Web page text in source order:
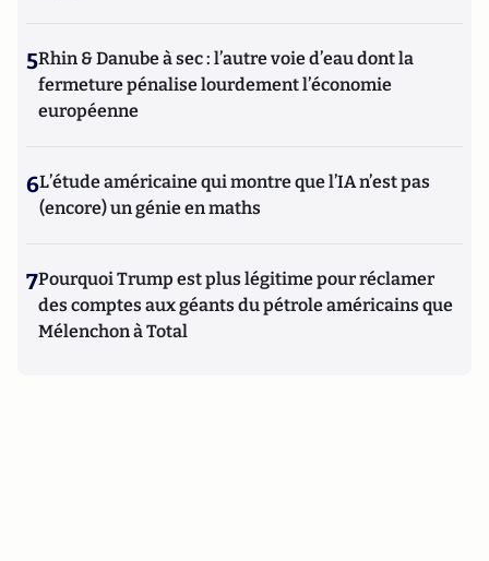
5Rhin & Danube à sec : l’autre voie d’eau dont la
fermeture pénalise lourdement l’économie
européenne
6L’étude américaine qui montre que l’IA n’est pas
(encore) un génie en maths
7Pourquoi Trump est plus légitime pour réclamer
des comptes aux géants du pétrole américains que
Mélenchon à Total